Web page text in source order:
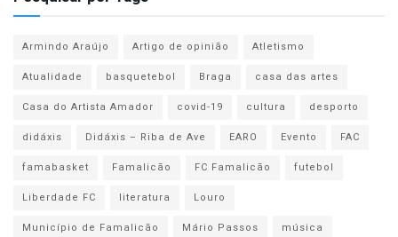
Armindo Araújo Artigo de opinião
Atletismo
Atualidade
basquetebol Braga
casa das artes
Casa do Artista Amador
covid-19 cultura
desporto
didáxis
Didáxis – Riba de Ave EARO Evento
FAC
famabasket
Famalicão FC Famalicão
futebol
Liberdade FC
literatura
Louro
Município de Famalicão
Mário Passos
música